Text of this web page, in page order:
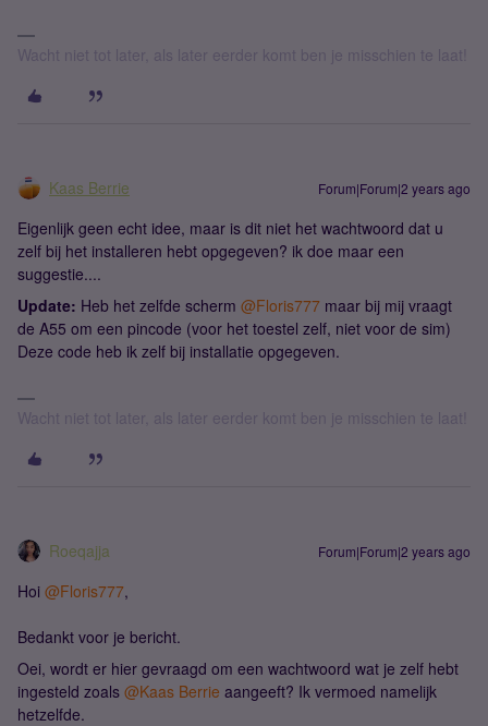
Wacht niet tot later, als later eerder komt ben je misschien te laat!
Kaas Berrie Forum|Forum|2 years ago
Eigenlijk geen echt idee, maar is dit niet het wachtwoord dat u
zelf bij het installeren hebt opgegeven? ik doe maar een
suggestie....
Update: Heb het zelfde scherm @Floris777 maar bij mij vraagt
de A55 om een pincode (voor het toestel zelf, niet voor de sim)
Deze code heb ik zelf bij installatie opgegeven.
Wacht niet tot later, als later eerder komt ben je misschien te laat!
Roeqajja Forum|Forum|2 years ago
Hoi @Floris777,
Bedankt voor je bericht.
Oei, wordt er hier gevraagd om een wachtwoord wat je zelf hebt
ingesteld zoals @Kaas Berrie aangeeft? Ik vermoed namelijk
hetzelfde.